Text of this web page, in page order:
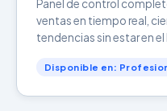
Panel de control
ventas en tiempo real,
tendencias sin estar en el
Disponible en: